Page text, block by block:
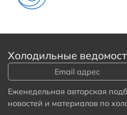
Холодильные
Еженедельная авторская
новостей и материалов по